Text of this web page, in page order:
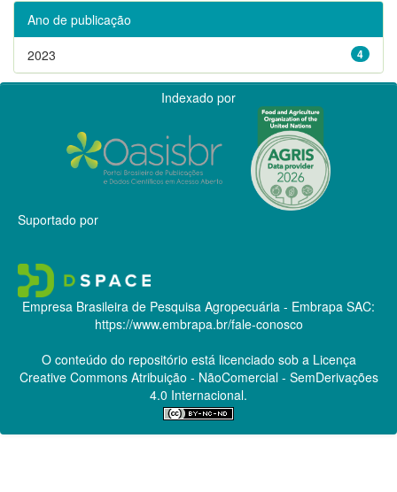
Ano de publicação
4
2023
Indexado por
Suportado por
Empresa Brasileira de Pesquisa Agropecuária - Embrapa SAC:
https://www.embrapa.br/fale-conosco
O conteúdo do repositório está licenciado sob a Licença
Creative CommonsAtribuição - NãoComercial - SemDerivações
4.0 Internacional.